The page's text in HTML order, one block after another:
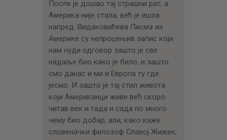
После је дошао тај страшни рат, а
Америка није стала, већ је ишла
напред. Видаковићева Писма из
Америке су непроцењив запис који
нам нуди одговор зашто је све
надаље био како је било, и зашто
смо данас и ми и Европа ту где
јесмо. И зашто је тај стил живота
који Американци живе већ скоро
читав век и тада и сада по много
чему био добар, али, како каже
словеначки филозоф Славој Жижек,